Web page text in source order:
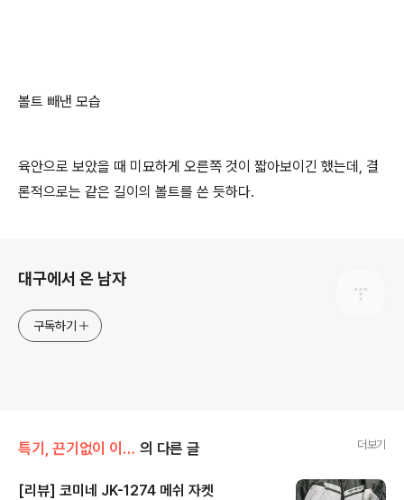
볼트 빼낸 모습
육안으로 보았을 때 미묘하게 오른쪽 것이 짧아보이긴 했는데, 결
론적으로는 같은 길이의 볼트를 쓴 듯하다.
대구에서 온 남자
구독하기
특기, 끈기없이 이것저것 취미생활 의 다른 글 더보기
[리뷰] 코미네 JK-1274 메쉬 자켓